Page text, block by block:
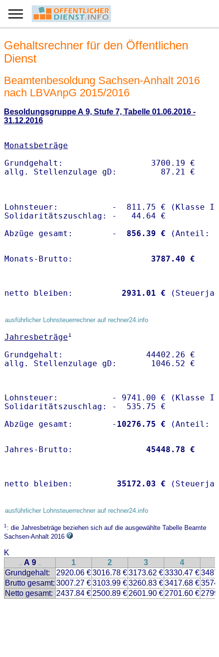
Gehaltsrechner für den Öffentlichen
Dienst
Beamtenbesoldung Sachsen-Anhalt 2016
nach LBVAnpG 2015/2016
Besoldungsgruppe A 9, Stufe 7, Tabelle 01.06.2016 -
31.12.2016
Monatsbeträge
Grundgehalt:                  3700.19 €
Lohnsteuer:           -  811.75 € (Klasse I)
Solidaritätszuschlag: -   44.64 €
Abzüge gesamt:        -
  856.39 €
Monats-Brutto: 3787.40 €
netto bleiben: 2931.01 €
ausführlicher Lohnsteuerrechner auf rechner24.info
Jahresbeträge1
Grundgehalt:                 44402.26 €
Lohnsteuer:           - 9741.00 € (Klasse I)
Solidaritätszuschlag: -  535.75 €
Abzüge gesamt:        - 10276.75 €
Jahres-Brutto: 45448.78 €
netto bleiben: 35172.03 €
ausführlicher Lohnsteuerrechner auf rechner24.info
1: die Jahresbeträge beziehen sich auf die ausgewählte Tabelle Beamte
Sachsen-Anhalt 2016
K
.. A 9 .. 1 2 3 4
Grundgehalt:
2920.06 €3016.78 €3173.62 €3330.47 €
Brutto gesamt: 3007.27 €3103.99 €3260.83 €3417.68 €
Netto gesamt: 2437.84 € 2500.89 € 2601.90 € 2701.60 €